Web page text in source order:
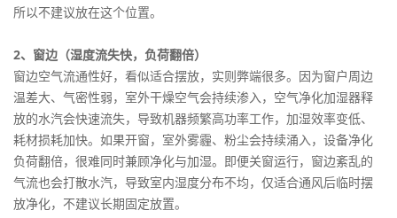
所以不建议放在这个位置。
2、窗边（湿度流失快，负荷翻倍）
窗边空气流通性好，看似适合摆放，实则弊端很多。因为窗户周边
温差大、气密性弱，室外干燥空气会持续渗入，空气净化加湿器释
放的水汽会快速流失，导致机器频繁高功率工作，加湿效率变低、
耗材损耗加快。如果开窗，室外雾霾、粉尘会持续涌入，设备净化
负荷翻倍，很难同时兼顾净化与加湿。即便关窗运行，窗边紊乱的
气流也会打散水汽，导致室内湿度分布不均，仅适合通风后临时摆
放净化，不建议长期固定放置。